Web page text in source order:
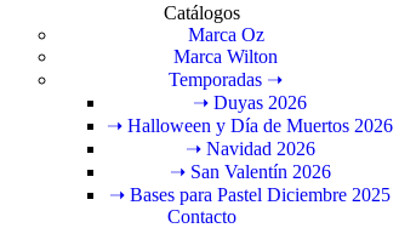
Catálogos
Marca Oz
Marca Wilton
Temporadas ➝
➝ Duyas 2026
➝ Halloween y Día de Muertos 2026
➝ Navidad 2026
➝ San Valentín 2026
➝ Bases para Pastel Diciembre 2025
Contacto